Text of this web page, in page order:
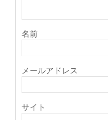
名前
メールアドレス
サイト